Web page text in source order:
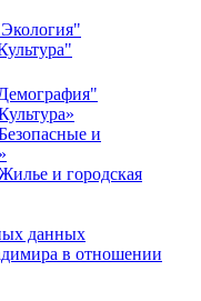
и
и городская
данных
в отношении